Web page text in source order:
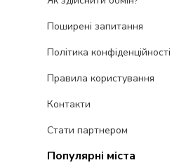
Поширені запитання
Політика конфіденційності
Правила користування
Контакти
Стати партнером
Популярні міста